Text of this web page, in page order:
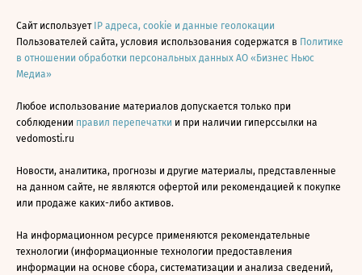
Сайт использует IP адреса, cookie и данные геолокации
Пользователей сайта, условия использования содержатся в Политике
в отношении обработки персональных данных АО «Бизнес Ньюс
Медиа»
Любое использование материалов допускается только при
соблюдении правил перепечатки и при наличии гиперссылки на
vedomosti.ru
Новости, аналитика, прогнозы и другие материалы, представленные
на данном сайте, не являются офертой или рекомендацией к покупке
или продаже каких-либо активов.
На информационном ресурсе применяются рекомендательные
технологии (информационные технологии предоставления
информации на основе сбора, систематизации и анализа сведений,